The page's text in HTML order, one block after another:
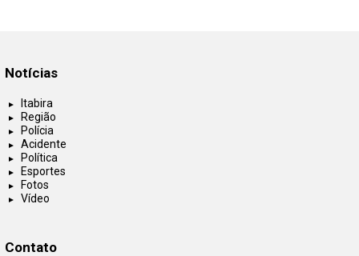
Notícias
Itabira
Região
Polícia
Acidente
Política
Esportes
Fotos
Vídeo
Contato